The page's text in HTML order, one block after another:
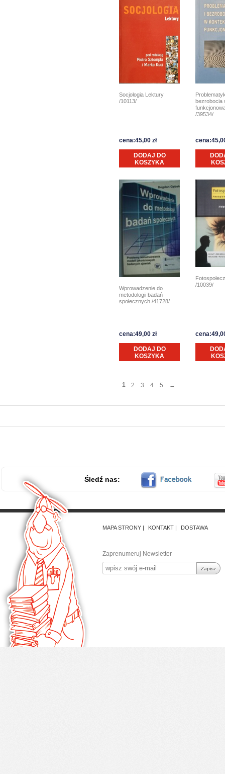
Socjologia Lektury
/10113/
cena:45,00 zł
DODAJ DO
KOSZYKA
bezrobocia
/39534/
Wprowadzenie do
metodologii badań
społecznych /41728/
cena:49,00 zł
DODAJ DO
KOSZYKA
/10039/
1 2 3 4 5 →
Śledź nas:
MAPA STRONY KONTAKT DOSTAWA
Zaprenumeruj Newsletter